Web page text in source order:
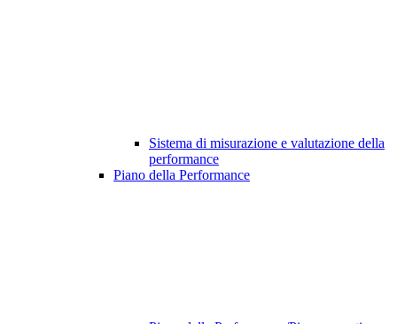
Sistema di misurazione e valutazione della
performance
Piano della Performance